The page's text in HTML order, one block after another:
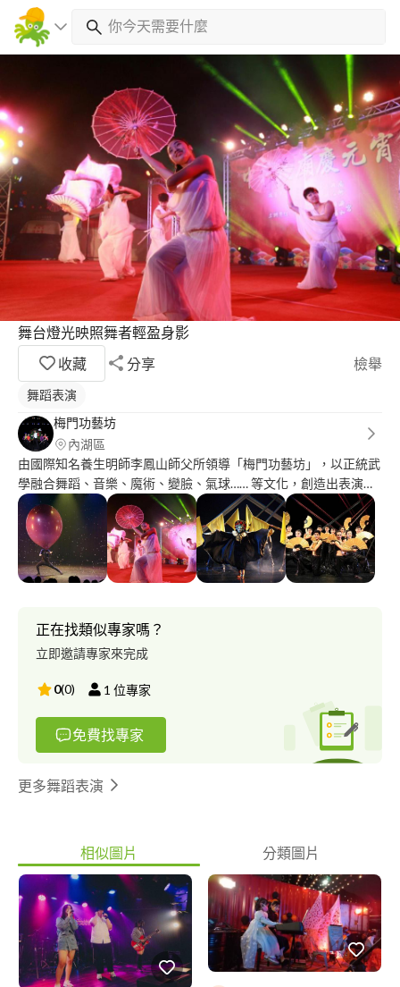
舞台燈光映照舞者輕盈身影
收藏
分享 檢舉
舞蹈表演
梅門功藝坊
內湖區
￼由國際知名養生明師李鳳山師父所領導「梅門功藝坊」，以正統武
學融合舞蹈、音樂、魔術、變臉、氣球…… 等文化，創造出表演藝
術的新風潮。流行舞蹈、武術大會串、傘舞、太極之美、歡樂魔
術……等，特色獨具，結合傳統文化與現代流行，寓教於樂，廣受
大眾的熱愛
正在找類似專家嗎？
立即邀請專家來完成
0(0) 1 位專家
免費找專家
更多舞蹈表演
相似圖片 分類圖片